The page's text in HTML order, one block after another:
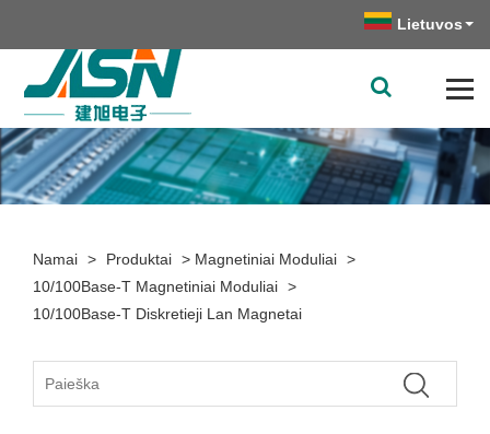
Lietuvos
Namai > Produktai > Magnetiniai Moduliai >
10/100Base-T Magnetiniai Moduliai >
10/100Base-T Diskretieji Lan Magnetai